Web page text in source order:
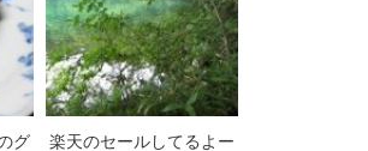
グ
楽天のセールしてるよー